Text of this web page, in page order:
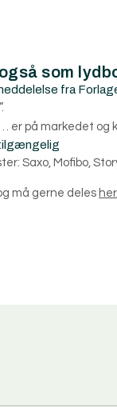
som
fra
er på markedet og
Saxo, Mofibo,
må gerne deles her